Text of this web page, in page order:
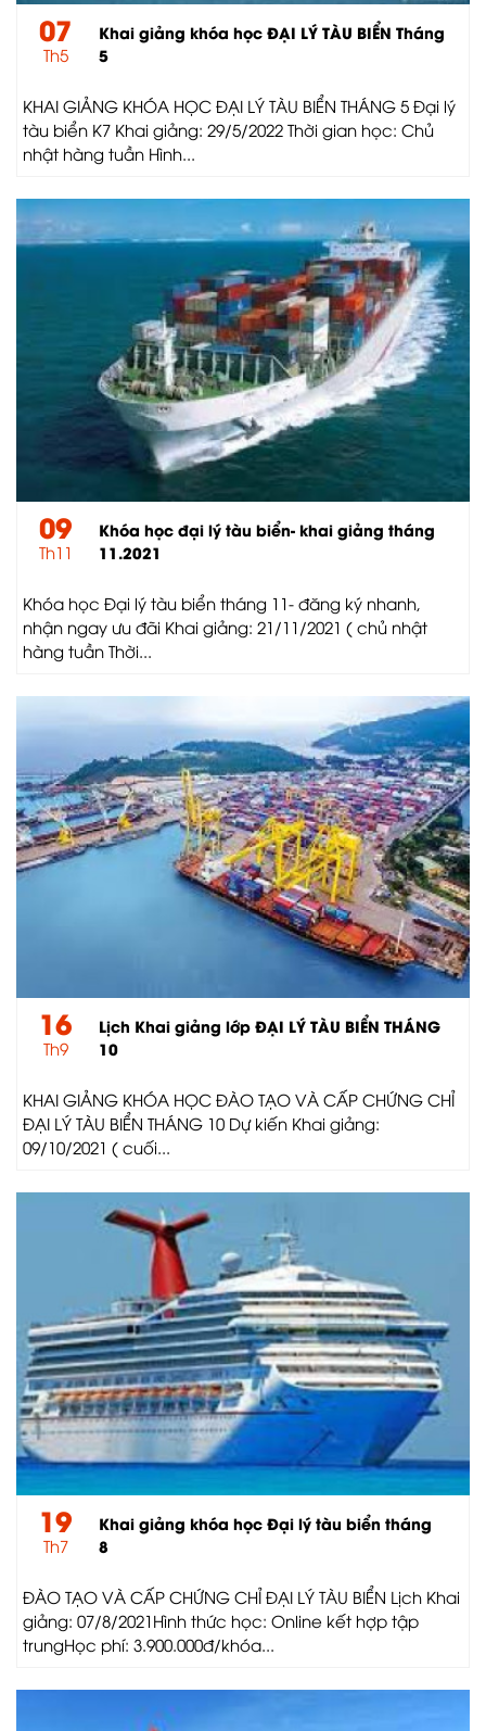
07
Th5
Khai giảng khóa học ĐẠI LÝ TÀU BIỂN Tháng
5
KHAI GIẢNG KHÓA HỌC ĐẠI LÝ TÀU BIỂN THÁNG 5 Đại lý
tàu biển K7 Khai giảng: 29/5/2022 Thời gian học: Chủ
nhật hàng tuần Hình...
09
Th11
Khóa học đại lý tàu biển- khai giảng tháng
11.2021
Khóa học Đại lý tàu biển tháng 11- đăng ký nhanh,
nhận ngay ưu đãi Khai giảng: 21/11/2021 ( chủ nhật
hàng tuần Thời...
16
Th9
Lịch Khai giảng lớp ĐẠI LÝ TÀU BIỂN THÁNG
10
KHAI GIẢNG KHÓA HỌC ĐÀO TẠO VÀ CẤP CHỨNG CHỈ
ĐẠI LÝ TÀU BIỂN THÁNG 10 Dự kiến Khai giảng:
09/10/2021 ( cuối...
19
Th7
Khai giảng khóa học Đại lý tàu biển tháng
8
ĐÀO TẠO VÀ CẤP CHỨNG CHỈ ĐẠI LÝ TÀU BIỂN Lịch Khai
giảng: 07/8/2021Hình thức học: Online kết hợp tập
trungHọc phí: 3.900.000đ/khóa...